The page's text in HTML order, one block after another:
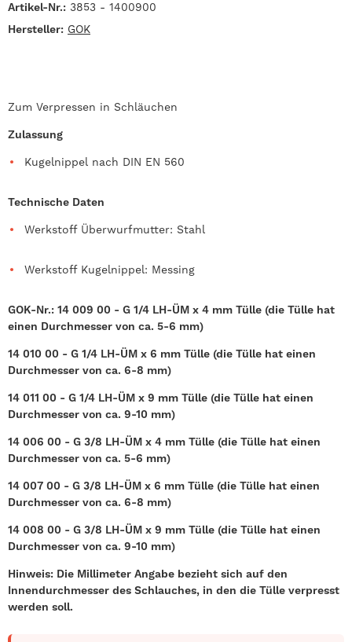
Artikel-Nr.: 3853 - 1400900
Hersteller: GOK
Zum Verpressen in Schläuchen
Zulassung
Kugelnippel nach DIN EN 560
Technische Daten
Werkstoff Überwurfmutter: Stahl
Werkstoff Kugelnippel: Messing
GOK-Nr.: 14 009 00 - G 1/4 LH-ÜM x 4 mm Tülle (die Tülle hat
einen Durchmesser von ca. 5-6 mm)
14 010 00 - G 1/4 LH-ÜM x 6 mm Tülle (die Tülle hat einen
Durchmesser von ca. 6-8 mm)
14 011 00 - G 1/4 LH-ÜM x 9 mm Tülle (die Tülle hat einen
Durchmesser von ca. 9-10 mm)
14 006 00 - G 3/8 LH-ÜM x 4 mm Tülle (die Tülle hat einen
Durchmesser von ca. 5-6 mm)
14 007 00 - G 3/8 LH-ÜM x 6 mm Tülle (die Tülle hat einen
Durchmesser von ca. 6-8 mm)
14 008 00 - G 3/8 LH-ÜM x 9 mm Tülle (die Tülle hat einen
Durchmesser von ca. 9-10 mm)
Hinweis: Die Millimeter Angabe bezieht sich auf den
Innendurchmesser des Schlauches, in den die Tülle verpresst
werden soll.